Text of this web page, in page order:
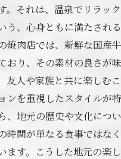
でのんびり過ごす蒲郡市
おもてなしが魅力の三谷温
てなしの心を感じる焼肉
の人々の温かさに触れる
市の焼肉店での感動体験
と共に楽しむ地元文化
残る焼肉ディナーの演出
。それは、温泉でリラッ
う、心身ともに満たされる
焼肉店では、新鮮な国産
おり、その素材の良さが
友人や家族と共に楽しむ
ンを重視したスタイルが
、地元の歴史や文化につ
時間が単なる食事ではな
ます。こうした地元の楽